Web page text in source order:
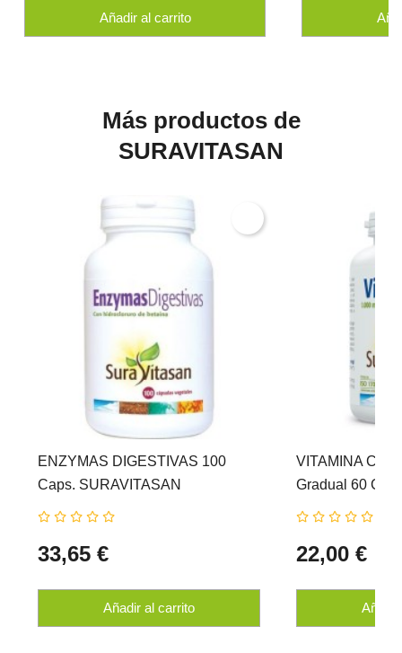
Añadir al carrito
Más productos de
SURAVITASAN
ENZYMAS DIGESTIVAS 100
Caps. SURAVITASAN
33,65 €
Añadir al carrito
VITAMINA C
Gradual 60
SURAVITASAN
22,00 €